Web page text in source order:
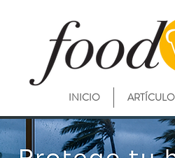
INICIO